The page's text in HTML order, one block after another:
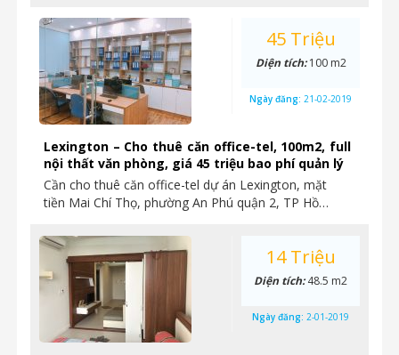
Lexington – Cho thuê căn office-tel, 100m2, full
nội thất văn phòng, giá 45 triệu bao phí quản lý
Cần cho thuê căn office-tel dự án Lexington, mặt
tiền Mai Chí Thọ, phường An Phú quận 2, TP Hồ…
45 Triệu
Diện tích:100 m2
Ngày đăng: 21-02-2019
14 Triệu
Diện tích:48.5 m2
Ngày đăng: 2-01-2019